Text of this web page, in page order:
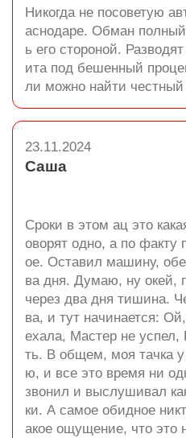
Никогда не посоветую
аснодаре. Обман
ь его стороной.
ита под бешенный
ли можно найти честный
23.11.2024
Саша
Сроки в этом ац это
оворят одно, а по факту
ое. Оставил машину,
ва дня. Думаю, ну окей,
через два дня тишина.
ва, и тут начинается:
ехала, Мастер не
ть. В общем, моя тачка
ю, и все это время ни
звонил и выслушивал
ки. А самое обидное
акое ощущение, что это